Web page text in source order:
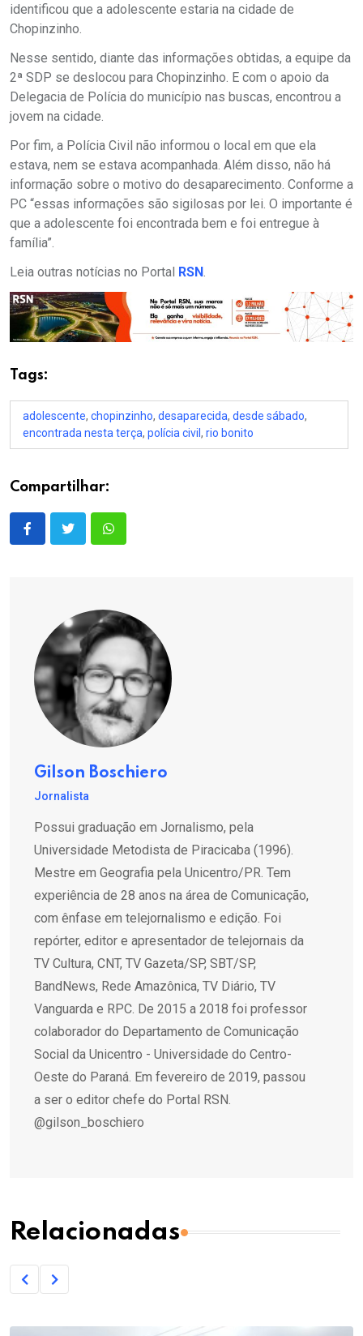
identificou que a adolescente estaria na cidade de
Chopinzinho.
Nesse sentido, diante das informações obtidas, a equipe da
2ª SDP se deslocou para Chopinzinho. E com o apoio da
Delegacia de Polícia do município nas buscas, encontrou a
jovem na cidade.
Por fim, a Polícia Civil não informou o local em que ela
estava, nem se estava acompanhada. Além disso, não há
informação sobre o motivo do desaparecimento. Conforme a
PC “essas informações são sigilosas por lei. O importante é
que a adolescente foi encontrada bem e foi entregue à
família”.
Leia outras notícias no Portal RSN.
Tags:
adolescente, chopinzinho, desaparecida, desde sábado,
encontrada nesta terça, polícia civil , rio bonito
Compartilhar:
Gilson Boschiero
Jornalista
Possui graduação em Jornalismo, pela
Universidade Metodista de Piracicaba (1996).
Mestre em Geografia pela Unicentro/PR. Tem
experiência de 28 anos na área de Comunicação,
com ênfase em telejornalismo e edição. Foi
repórter, editor e apresentador de telejornais da
TV Cultura, CNT, TV Gazeta/SP, SBT/SP,
BandNews, Rede Amazônica, TV Diário, TV
Vanguarda e RPC. De 2015 a 2018 foi professor
colaborador do Departamento de Comunicação
Social da Unicentro - Universidade do Centro-
Oeste do Paraná. Em fevereiro de 2019, passou
a ser o editor chefe do Portal RSN.
@gilson_boschiero
Relacionadas